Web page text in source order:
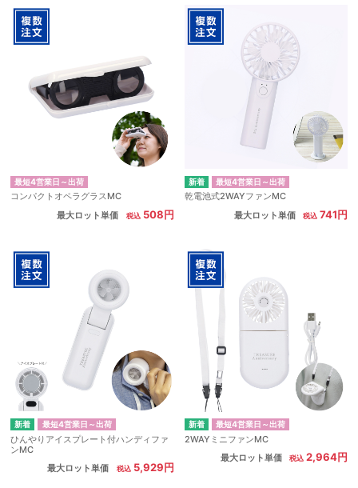
最短4営業日～出荷
コンパクトオペラグラスMC
最大ロット単価
508円
最短4営業日～出荷
乾電池式2WAYファンMC
最大ロット単価
741円
最短4営業日～出荷
ひんやりアイスプレート付ハンディファ
ンMC
最大ロット単価
5,929円
最短4営業日～出荷
2WAYミニファンMC
最大ロット単価
2,964円